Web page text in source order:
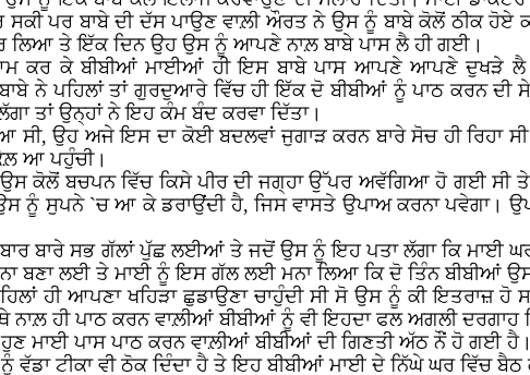
ਸਕੀ ਪਰ ਬਾਬੇ ਦੀ ਦੱਸ ਪਾਉਣ ਵਾਲ਼ੀ ਔਰਤ ਨੇ ਉਸ ਨੂੰ ਬਾਬੇ ਕੋਲੋਂ ਠੀਕ
ਲਿਆ ਤੇ ਇੱਕ ਦਿਨ ਉਹ ਉਸ ਨੂੰ ਆਪਣੇ ਨਾਲ਼ ਬਾਬੇ ਪਾਸ ਲੈ ਹੀ ਗਈ।
ਕਰ ਕੇ ਬੀਬੀਆਂ ਮਾਈਆਂ ਹੀ ਇਸ ਬਾਬੇ ਪਾਸ ਆਪਣੇ ਆਪਣੇ ਦੁਖੜੇ ਲੈ
ਨੇ ਪਹਿਲਾਂ ਤਾਂ ਗੁਰਦੁਆਰੇ ਵਿੱਚ ਹੀ ਇੱਕ ਦੋ ਬੀਬੀਆਂ ਨੂੰ ਪਾਠ ਕਰਨ ਦੀ
ਤਾਂ ਉਨ੍ਹਾਂ ਨੇ ਇਹ ਕੰਮ ਬੰਦ ਕਰਵਾ ਦਿੱਤਾ।
ਸੀ, ਉਹ ਅਜੇ ਇਸ ਦਾ ਕੋਈ ਬਦਲਵਾਂ ਜੁਗਾੜ ਕਰਨ ਬਾਰੇ ਸੋਚ ਹੀ ਰਿਹਾ
ਆ ਪਹੁੰਚੀ।
ਕੋਲੋਂ ਬਚਪਨ ਵਿੱਚ ਕਿਸੇ ਪੀਰ ਦੀ ਜਗ੍ਹਾ ਉੱਪਰ ਅਵੱਗਿਆ ਹੋ ਗਈ ਸੀ
ਨੂੰ ਸੁਪਨੇ `ਚ ਆ ਕੇ ਡਰਾਉਂਦੀ ਹੈ, ਜਿਸ ਵਾਸਤੇ ਉਪਾਅ ਕਰਨਾ ਪਵੇਗਾ।
ਬਾਰੇ ਸਭ ਗੱਲਾਂ ਪੁੱਛ ਲਈਆਂ ਤੇ ਜਦੋਂ ਉਸ ਨੂੰ ਇਹ ਪਤਾ ਲੱਗਾ ਕਿ ਮਾਈ ਘਰ
ਬਣਾ ਲਈ ਤੇ ਮਾਈ ਨੂੰ ਇਸ ਗੱਲ ਲਈ ਮਨਾ ਲਿਆ ਕਿ ਦੋ ਤਿੰਨ ਬੀਬੀਆਂ
ਹੀ ਆਪਣਾ ਖਹਿੜਾ ਛੁਡਾਉਣਾ ਚਾਹੁੰਦੀ ਸੀ ਸੋ ਉਸ ਨੂੰ ਕੀ ਇਤਰਾਜ਼
ਨਾਲ਼ ਹੀ ਪਾਠ ਕਰਨ ਵਾਲ਼ੀਆਂ ਬੀਬੀਆਂ ਨੂੰ ਵੀ ਇਹਦਾ ਫਲ ਅਗਲੀ
ਮਾਈ ਪਾਸ ਪਾਠ ਕਰਨ ਵਾਲ਼ੀਆਂ ਬੀਬੀਆਂ ਦੀ ਗਿਣਤੀ ਅੱਠ ਨੌਂ ਹੋ ਗਈ
ਨੂੰ ਵੱਡਾ ਟੀਕਾ ਵੀ ਠੋਕ ਦਿੰਦਾ ਹੈ ਤੇ ਇਹ ਬੀਬੀਆਂ ਮਾਈ ਦੇ ਨਿੱਘੇ ਘਰ ਵਿੱਚ